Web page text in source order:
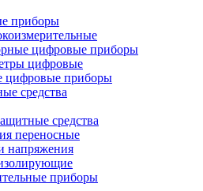
приборы
цифровые приборы
цифровые
приборы
средства
средства
переносные
напряжения
приборы